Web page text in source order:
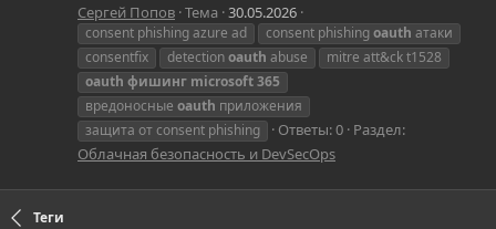
Сергей Попов Тема 30.05.2026
consent phishing azure ad consent phishingoauth атаки
consentfix
detectionoauth abuse
mitre att&ck t1528
oauth фишинг microsoft365
вредоносные oauth приложения
защита от consent phishing
Ответы: 0 Раздел:
Облачная безопасность и DevSecOps
Теги